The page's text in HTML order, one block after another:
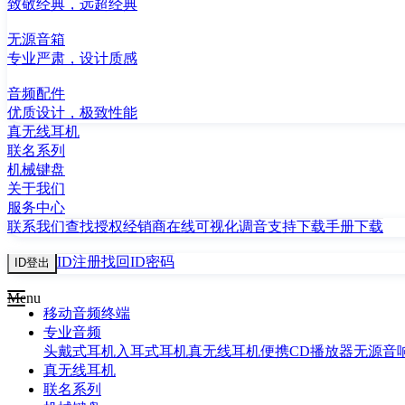
致敬经典，远超经典
无源音箱
专业严肃，设计质感
音频配件
优质设计，极致性能
真无线耳机
联名系列
机械键盘
关于我们
服务中心
联系我们查找授权经销商在线可视化调音支持下载手册下载
ID登出 ID注册找回ID密码
Menu
移动音频终端
专业音频
头戴式耳机入耳式耳机真无线耳机便携CD播放器无源音
真无线耳机
联名系列